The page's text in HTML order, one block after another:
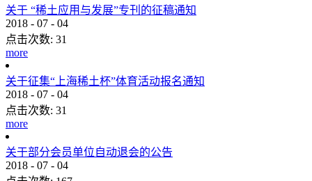
关于 “稀土应用与发展”专刊的征稿通知
2018 - 07 - 04
点击次数: 31
more
关于征集“上海稀土杯”体育活动报名通知
2018 - 07 - 04
点击次数: 31
more
关于部分会员单位自动退会的公告
2018 - 07 - 04